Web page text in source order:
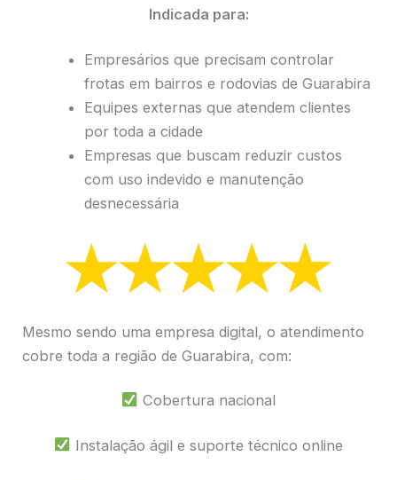
Indicada para:
Empresários que precisam controlar
frotas em bairros e rodovias de Guarabira
Equipes externas que atendem clientes
por toda a cidade
Empresas que buscam reduzir custos
com uso indevido e manutenção
desnecessária
Mesmo sendo uma empresa digital, o atendimento
cobre toda a região de Guarabira, com:
Cobertura nacional
Instalação ágil e suporte técnico online